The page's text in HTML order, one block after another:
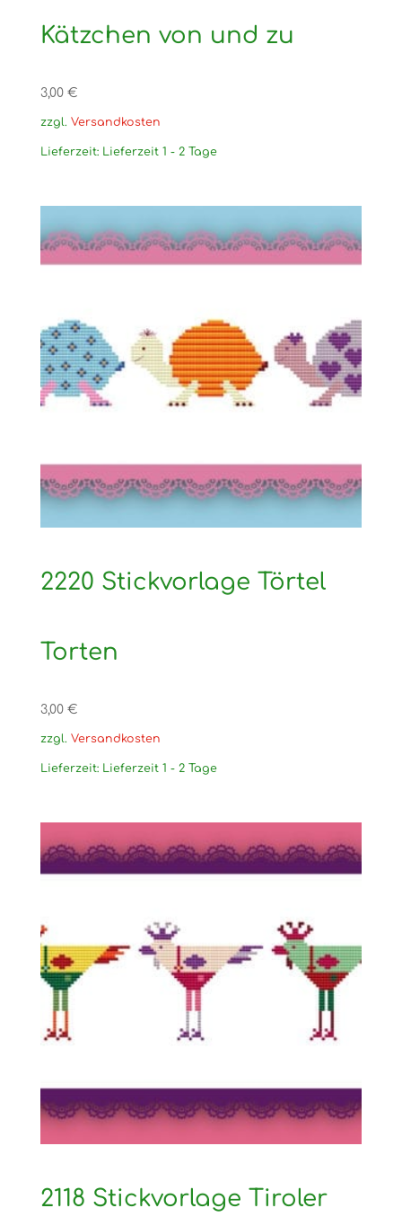
Kätzchen von und zu
3,00 €
zzgl. Versandkosten
Lieferzeit: Lieferzeit 1 - 2 Tage
2220 Stickvorlage Törtel
Torten
3,00 €
zzgl. Versandkosten
Lieferzeit: Lieferzeit 1 - 2 Tage
2118 Stickvorlage Tiroler